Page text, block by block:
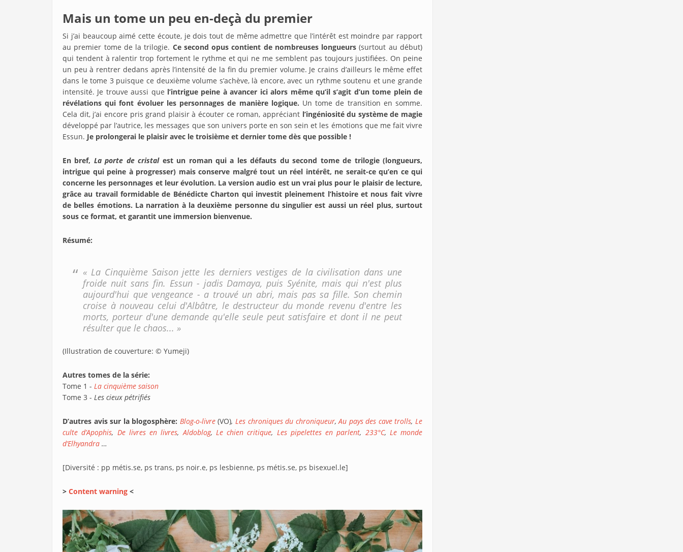
Mais un tome un peu en-deçà du premier
Si j’ai beaucoup aimé cette écoute, je dois tout de même admettre que l’intérêt est moindre par rapport
au premier tome de la trilogie. Ce second opus contient de nombreuses longueurs (surtout au début)
qui tendent à ralentir trop fortement le rythme et qui ne me semblent pas toujours justifiées. On peine
un peu à rentrer dedans après l’intensité de la fin du premier volume. Je crains d’ailleurs le même effet
dans le tome 3 puisque ce deuxième volume s’achève, là encore, avec un rythme soutenu et une grande
intensité. Je trouve aussi que l’intrigue peine à avancer ici alors même qu’il s’agit d’un tome plein de
révélations qui font évoluer les personnages de manière logique. Un tome de transition en somme.
Cela dit, j’ai encore pris grand plaisir à écouter ce roman, appréciantl’ingéniosité du système de magie
développé par l’autrice, les messages que son univers porte en son sein et les émotions que me fait vivre
Essun. Je prolongerai le plaisir avec le troisième et dernier tome dès que possible !
En bref, La porte de cristalest un roman qui a les défauts du second tome de trilogie (longueurs,
intrigue qui peine à progresser) mais conserve malgré tout un réel intérêt, ne serait-ce qu’en ce qui
concerne les personnages et leur évolution. La version audio est un vrai plus pour le plaisir de lecture,
grâce au travail formidable de Bénédicte Charton qui investit pleinement l’histoire et nous fait vivre
de belles émotions. La narration à la deuxième personne du singulier est aussi un réel plus, surtout
sous ce format, et garantit une immersion bienvenue.
Résumé:
« La Cinquième Saison jette les derniers vestiges de la civilisation dans une
froide nuit sans fin. Essun - jadis Damaya, puis Syénite, mais qui n'est plus
aujourd'hui que vengeance - a trouvé un abri, mais pas sa fille. Son chemin
croise à nouveau celui d'Albâtre, le destructeur du monde revenu d'entre les
morts, porteur d'une demande qu'elle seule peut satisfaire et dont il ne peut
résulter que le chaos... »
(Illustration de couverture: © Yumeji)
Autres tomes de la série:
Tome 1 - La cinquième saison
Tome 3 - Les cieux pétrifiés
D’autres avis sur la blogosphère: Blog-o-livre (VO), Les chroniques du chroniqueur,Au pays des cave trolls, Le
culte d’Apophis, De livres en livres, Aldoblog, Le chien critique, Les pipelettes en parlent, 233°C, Le monde
d’Elhyandra …
[Diversité : pp métis.se, ps trans, ps noir.e, ps lesbienne, ps métis.se, ps bisexuel.le]
> Content warning <